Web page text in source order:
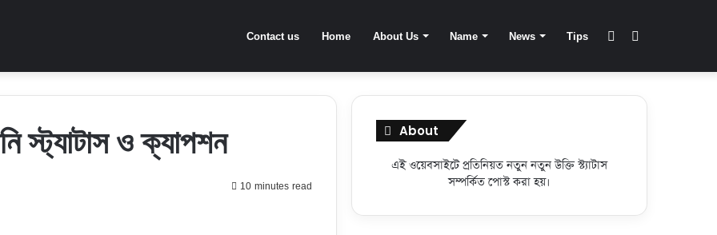
Contact us Home About Us Name News Tips
for
Switch
স্ট্যাটাস ও ক্যাপশন
10 minutes read
About
এই ওয়েবসাইটে প্রতিনিয়ত নতুন নতুন উক্তি স্ট্যাটাস
সম্পর্কিত পোস্ট করা হয়।